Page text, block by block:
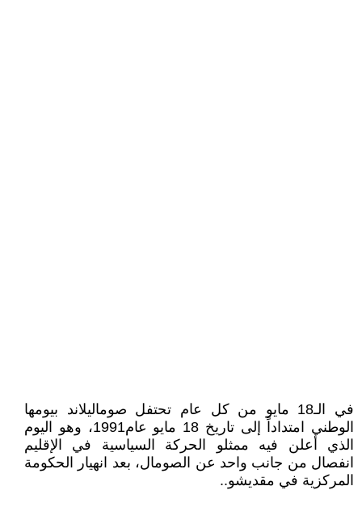
في الـ18 مايو من كل عام تحتفل صوماليلاند بيومها
الوطني امتداداً إلى تاريخ 18 مايو عام1991، وهو اليوم
الذي أعلن فيه ممثلو الحركة السياسية في الإقليم
انفصال من جانب واحد عن الصومال، بعد انهيار الحكومة
المركزية في مقديشو..